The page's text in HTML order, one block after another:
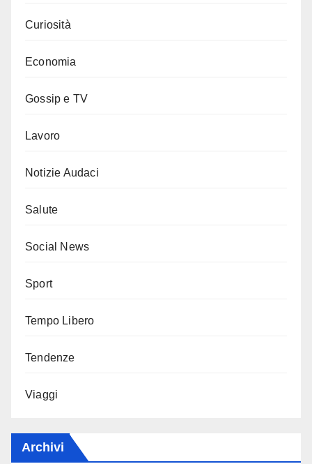
Curiosità
Economia
Gossip e TV
Lavoro
Notizie Audaci
Salute
Social News
Sport
Tempo Libero
Tendenze
Viaggi
Archivi